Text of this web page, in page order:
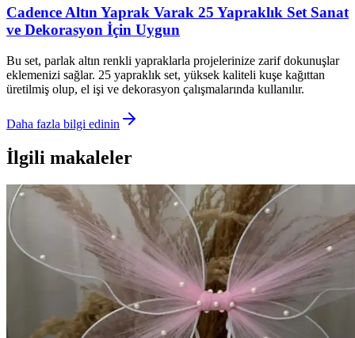
Cadence Altın Yaprak Varak 25 Yapraklık Set Sanat
ve Dekorasyon İçin Uygun
Bu set, parlak altın renkli yapraklarla projelerinize zarif dokunuşlar
eklemenizi sağlar. 25 yapraklık set, yüksek kaliteli kuşe kağıttan
üretilmiş olup, el işi ve dekorasyon çalışmalarında kullanılır.
Daha fazla bilgi edinin
İlgili makaleler